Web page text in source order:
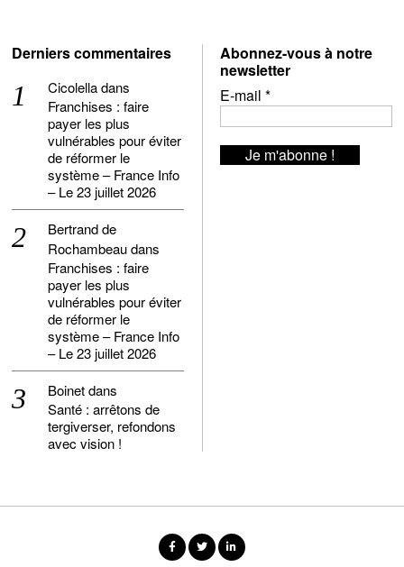
Derniers commentaires
Cicolelladans
Franchises : faire
payer les plus
vulnérables pour éviter
de réformer le
système – France Info
– Le 23 juillet 2026
Bertrand de
Rochambeaudans
Franchises : faire
payer les plus
vulnérables pour éviter
de réformer le
système – France Info
– Le 23 juillet 2026
Boinetdans
Santé : arrêtons de
tergiverser, refondons
avec vision !
Abonnez-vous à notre
newsletter
E-mail *